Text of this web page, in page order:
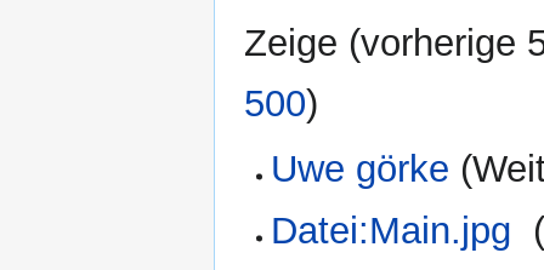
Zeige (vorherige
500)
Uwe görke
Datei:Main.jpg